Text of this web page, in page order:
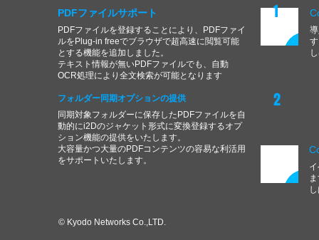
1
2
PDFファイルサポート
PDFファイルを登録することにより、PDFファイ
ルをPlug-in freeでブラウザで超高速に閲覧可能
とする機能を追加しました。
​テキスト情報が無いPDFファイルでも、自動
OCR処理により全文検索が可能となります
フォルダー同期オプションの提供
同期対象フォルダーに保存したPDFファイルを自
動的にi2Dのジャケット形式に変換登録するオプ
ション機能の提供をいたします。
​大容量かつ大量のPDFコンテンツの容易な利活用
をサポートいたします。
© Kyodo Networks Co.,LTD.